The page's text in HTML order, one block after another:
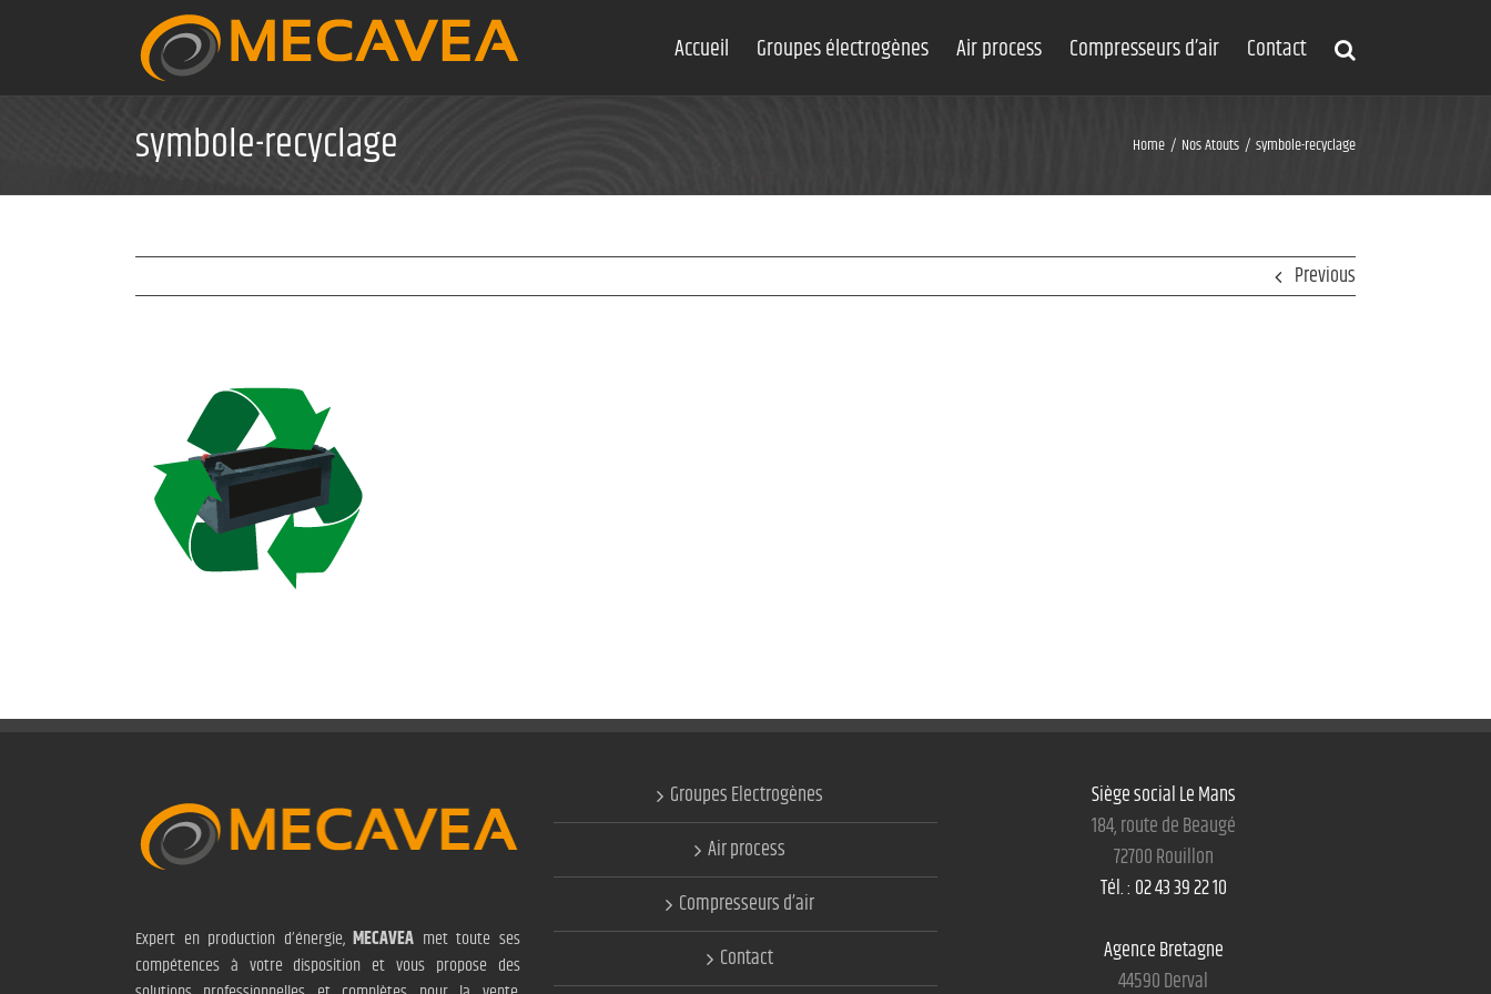
Accueil Groupes électrogènes Air process Compresseurs d’air Contact
symbole-recyclage Home Nos Atouts symbole-recyclage
Previous
Expert en production d’énergie,MECAVEA met toute ses
compétences à votre disposition et vous propose des
Groupes Electrogènes
Air process
Compresseurs d’air
Contact
Siège social Le Mans
184, route de Beaugé
72700 Rouillon
Tél. : 02 43 39 22 10
Agence Bretagne
44590 Derval